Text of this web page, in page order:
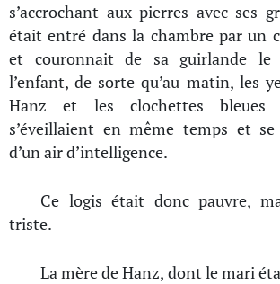
s’accrochant aux pierres avec ses
était entré dans la chambre par un
et couronnait de sa guirlande le
l’enfant, de sorte qu’au matin, les
Hanz et les clochettes bleues
s’éveillaient en même temps et se
d’un air d’intelligence.
Ce logis était donc pauvre,
triste.
La mère de Hanz, dont le mari